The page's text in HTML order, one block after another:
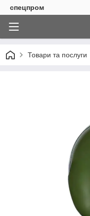
спецпром
Товари та послуги